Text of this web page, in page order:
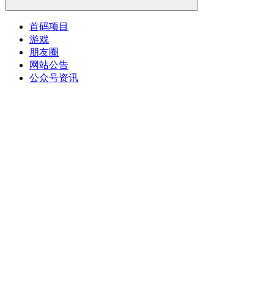
首码项目
游戏
朋友圈
网站公告
公众号资讯